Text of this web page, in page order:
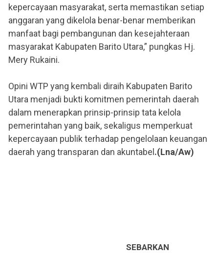
kepercayaan masyarakat, serta memastikan setiap
anggaran yang dikelola benar-benar memberikan
manfaat bagi pembangunan dan kesejahteraan
masyarakat Kabupaten Barito Utara,” pungkas Hj.
Mery Rukaini.
Opini WTP yang kembali diraih Kabupaten Barito
Utara menjadi bukti komitmen pemerintah daerah
dalam menerapkan prinsip-prinsip tata kelola
pemerintahan yang baik, sekaligus memperkuat
kepercayaan publik terhadap pengelolaan keuangan
daerah yang transparan dan akuntabel .(Lna/Aw)
SEBARKAN